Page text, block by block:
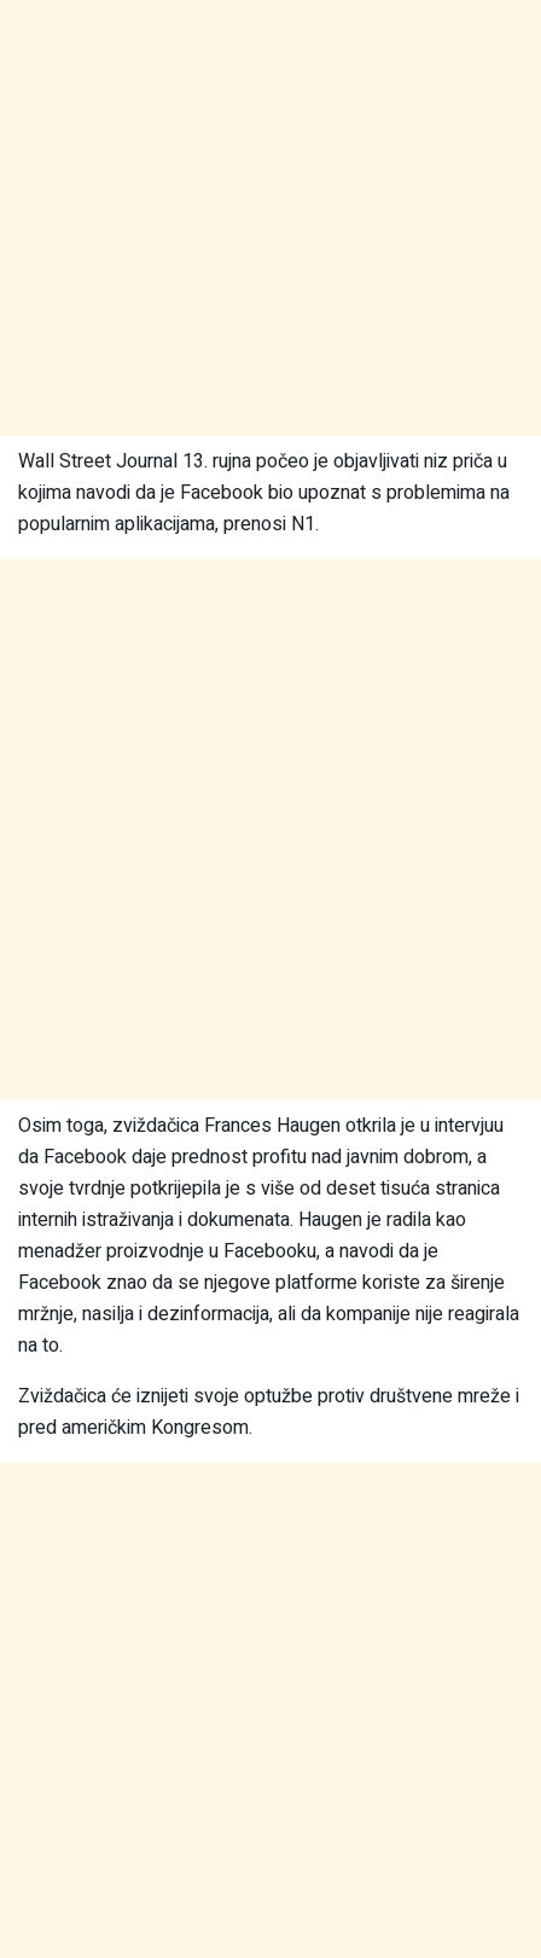
Wall Street Journal 13. rujna počeo je objavljivati niz priča u
kojima navodi da je Facebook bio upoznat s problemima na
popularnim aplikacijama, prenosi N1.
Osim toga, zviždačica Frances Haugen otkrila je u intervjuu
da Facebook daje prednost profitu nad javnim dobrom, a
svoje tvrdnje potkrijepila je s više od deset tisuća stranica
internih istraživanja i dokumenata. Haugen je radila kao
menadžer proizvodnje u Facebooku, a navodi da je
Facebook znao da se njegove platforme koriste za širenje
mržnje, nasilja i dezinformacija, ali da kompanije nije reagirala
na to.
Zviždačica će iznijeti svoje optužbe protiv društvene mreže i
pred američkim Kongresom.